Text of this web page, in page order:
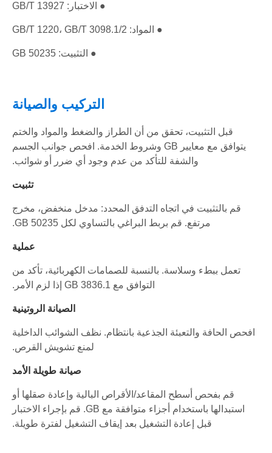
● الاختبار: GB/T 13927
● المواد: GB/T 1220، GB/T 3098.1/2
● التثبيت: GB 50235
التركيب والصيانة
قبل التثبيت، تحقق من أن الطراز والضغط والمواد والختم
يتوافق مع معايير GB وشروط الخدمة. افحص جوانب الجسم
والشفة للتأكد من عدم وجود أي ضرر أو شوائب.
تثبيت
قم بالتثبيت في اتجاه التدفق المحدد: مدخل منخفض، مخرج
مرتفع. قم بربط البراغي بالتساوي لكل GB 50235.
عملية
تعمل ببطء وسلاسة. بالنسبة للصمامات الكهربائية، تأكد من
التوافق مع GB 3836.1 إذا لزم الأمر.
الصيانة الروتينية
افحص الحافة والتعبئة الجذعية بانتظام. نظف الشوائب الداخلية
لمنع تشويش القرص.
صيانة طويلة الأمد
قم بفحص أسطح المقاعد/الأقراص البالية وإعادة صقلها أو
استبدالها باستخدام أجزاء متوافقة مع GB. قم بإجراء الاختبار
قبل إعادة التشغيل بعد إيقاف التشغيل لفترة طويلة.